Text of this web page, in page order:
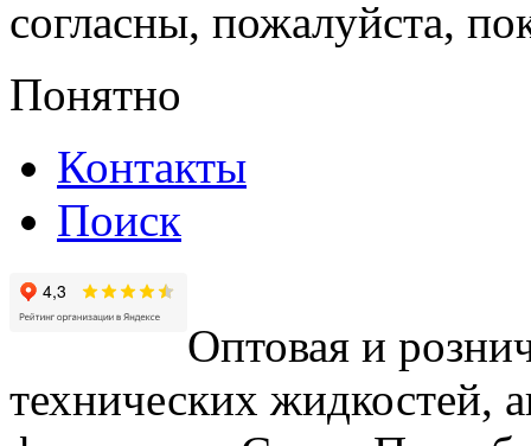
согласны, пожалуйста,
Понятно
Контакты
Поиск
Оптовая и
технических жидкостей,